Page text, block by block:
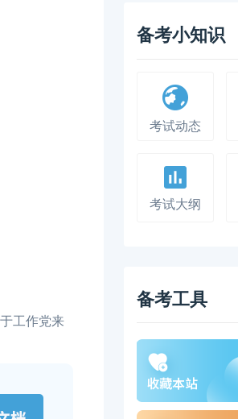
工作党来
备考小知识
考试动态
考试大纲
备考工具